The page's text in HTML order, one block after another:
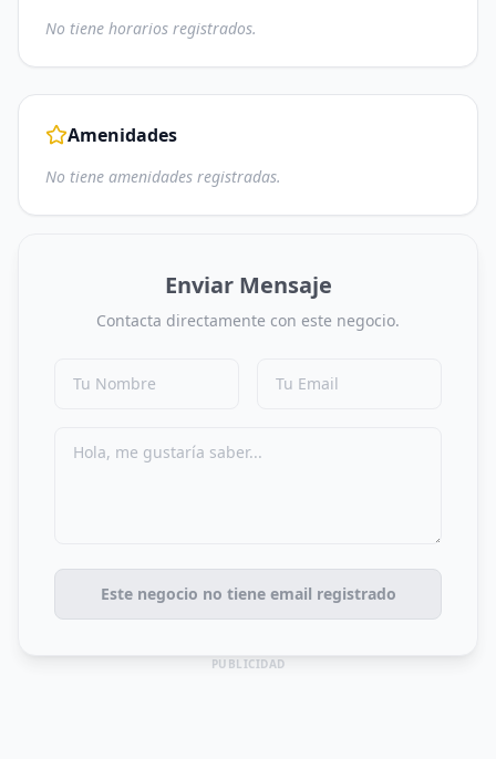
No tiene horarios registrados.
Amenidades
No tiene amenidades registradas.
Enviar Mensaje
Contacta directamente con este negocio.
Este negocio no tiene email registrado
PUBLICIDAD